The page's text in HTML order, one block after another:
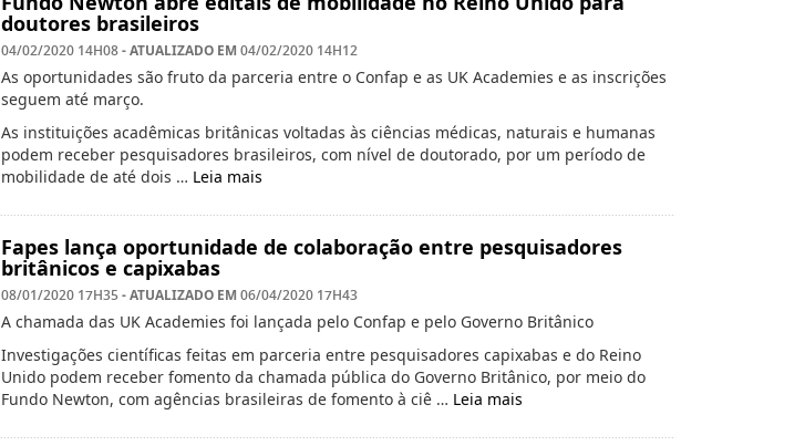
doutores brasileiros
04/02/2020 14H08- ATUALIZADO EM 04/02/2020 14H12
As oportunidades são fruto da parceria entre o Confap e as UK Academies e as inscrições
seguem até março.
As instituições acadêmicas britânicas voltadas às ciências médicas, naturais e humanas
podem receber pesquisadores brasileiros, com nível de doutorado, por um período de
mobilidade de até dois … Leia mais
Fapes lança oportunidade de colaboração entre pesquisadores
britânicos e capixabas
08/01/2020 17H35- ATUALIZADO EM 06/04/2020 17H43
A chamada das UK Academies foi lançada pelo Confap e pelo Governo Britânico
Investigações científicas feitas em parceria entre pesquisadores capixabas e do Reino
Unido podem receber fomento da chamada pública do Governo Britânico, por meio do
Fundo Newton, com agências brasileiras de fomento à ciê … Leia mais